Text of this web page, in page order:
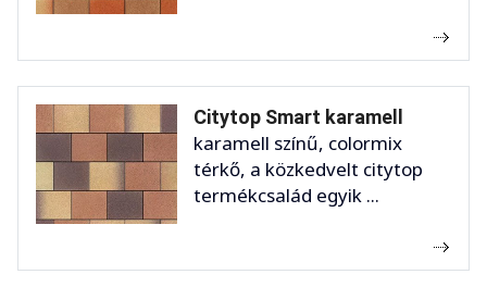
Citytop Smart karamell
karamell színű, colormix
térkő, a közkedvelt citytop
termékcsalád egyik ...